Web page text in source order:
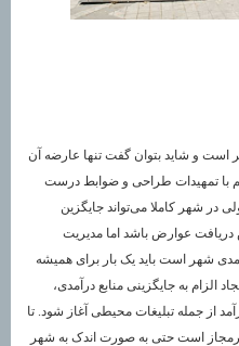
است و شاید بتوان گفت تنها عارضه آن
با تمهیدات طراحی و ضوابط درست
در شهر کاملا می‌تواند جایگزین
عوارض باشد اما مدیریت
شهر است باید یک بار برای همیشه
الزام به جایگزینی منابع درآمدی،
جمله تبلیغات محیطی آغاز شود. تا
است حتی به صورت اندک به شهر